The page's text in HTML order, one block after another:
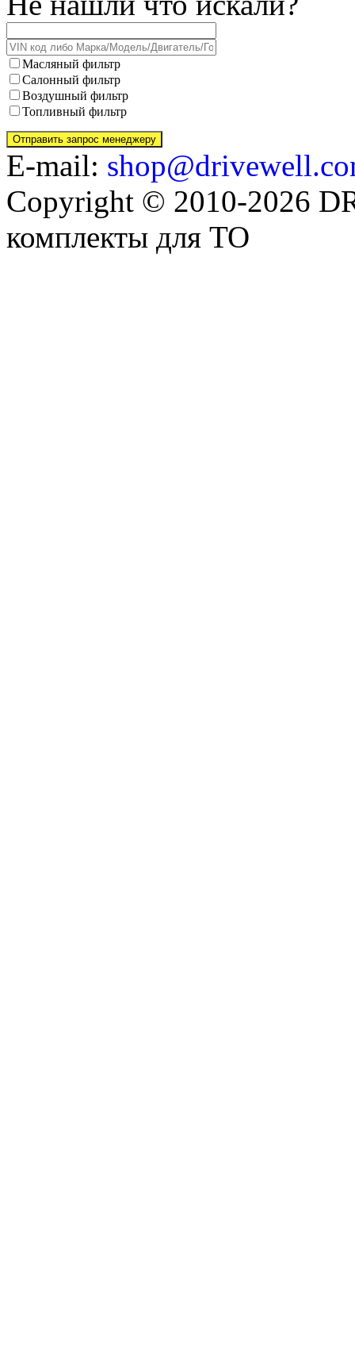
Масляный фильтр
Салонный фильтр
Воздушный фильтр
Топливный фильтр
E-mail:
Copyright © 2010-2026
комплекты для ТО